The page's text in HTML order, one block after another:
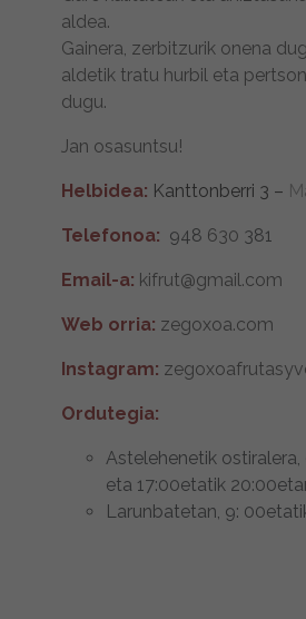
aldea.
Gainera, zerbitzurik onena
aldetik tratu hurbil eta
dugu.
Jan osasuntsu!
Helbidea: Kanttonberri 3 –
Telefonoa: 948 630 381
Email-a: kifrut@gmail.com
Web orria: zegoxoa.com
Instagram:
Ordutegia:
Astelehenetik ostiralera,
eta 17:00etatik
Larunbatetan, 9: